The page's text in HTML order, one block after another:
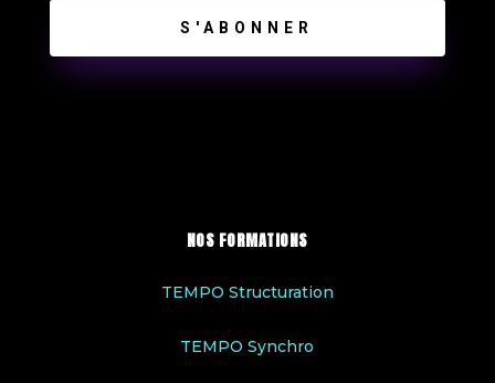
S'ABONNER
NOS FORMATIONS
TEMPO Structuration
TEMPO Synchro